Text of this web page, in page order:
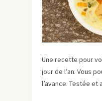
Une recette pour
jour de l’an. Vous
l’avance. Testée et